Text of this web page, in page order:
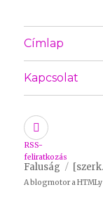
Címlap
Kapcsolat
RSS-
feliratkozás
Faluság
A blogmotor aHTMLy